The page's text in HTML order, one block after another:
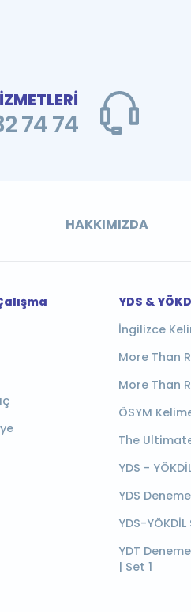
74 74
HAKKIMIZDA
YDS &
İngilizce
More Than
More Than
ÖSYM
The
YDS -
YDS
YDS-
YDT
| Set 1